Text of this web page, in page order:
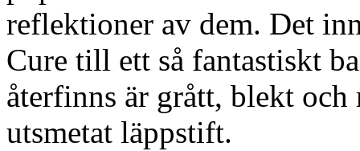
reflektioner av dem. Det
Cure till ett så fantastiskt
återfinns är grått, blekt
utsmetat läppstift.